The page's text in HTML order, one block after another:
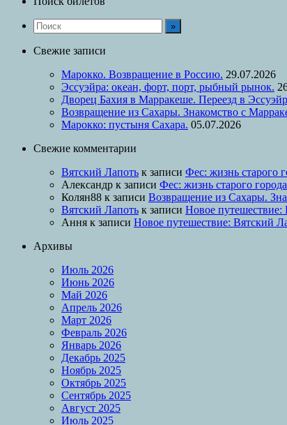
Свежие записи
Марокко. Возвращение в Россию. 29.07.2026
Эссуэйра: океан, форт, порт, рыбный рынок.
Дворец Бахия в Марракеше. Переезд в
Возвращение из Сахары. Знакомство с
Марокко: пустыня Сахара. 05.07.2026
Свежие комментарии
Вятский Лапоть к записи Фес: жизнь старого
Александр к записи Фес: жизнь старого
Колян88 к записи Возвращение из Сахары.
Вятский Лапоть к записи Новое путешествие:
Ання к записи Новое путешествие: Вятский
Архивы
Июль 2026
Июнь 2026
Май 2026
Апрель 2026
Март 2026
Февраль 2026
Январь 2026
Декабрь 2025
Ноябрь 2025
Октябрь 2025
Сентябрь 2025
Август 2025
Июль 2025